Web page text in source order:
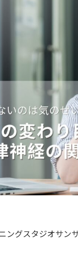
ングスタジオサン